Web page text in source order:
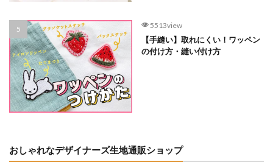
5513view
【手縫い】取れにくい！ワッペン
の付け方・縫い付け方
おしゃれなデザイナーズ生地通販ショップ